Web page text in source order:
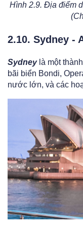
Hình 2.9. Địa điểm
2.10. Sydney -
Sydneylà một
bãi biển Bondi,
nước lớn, và các